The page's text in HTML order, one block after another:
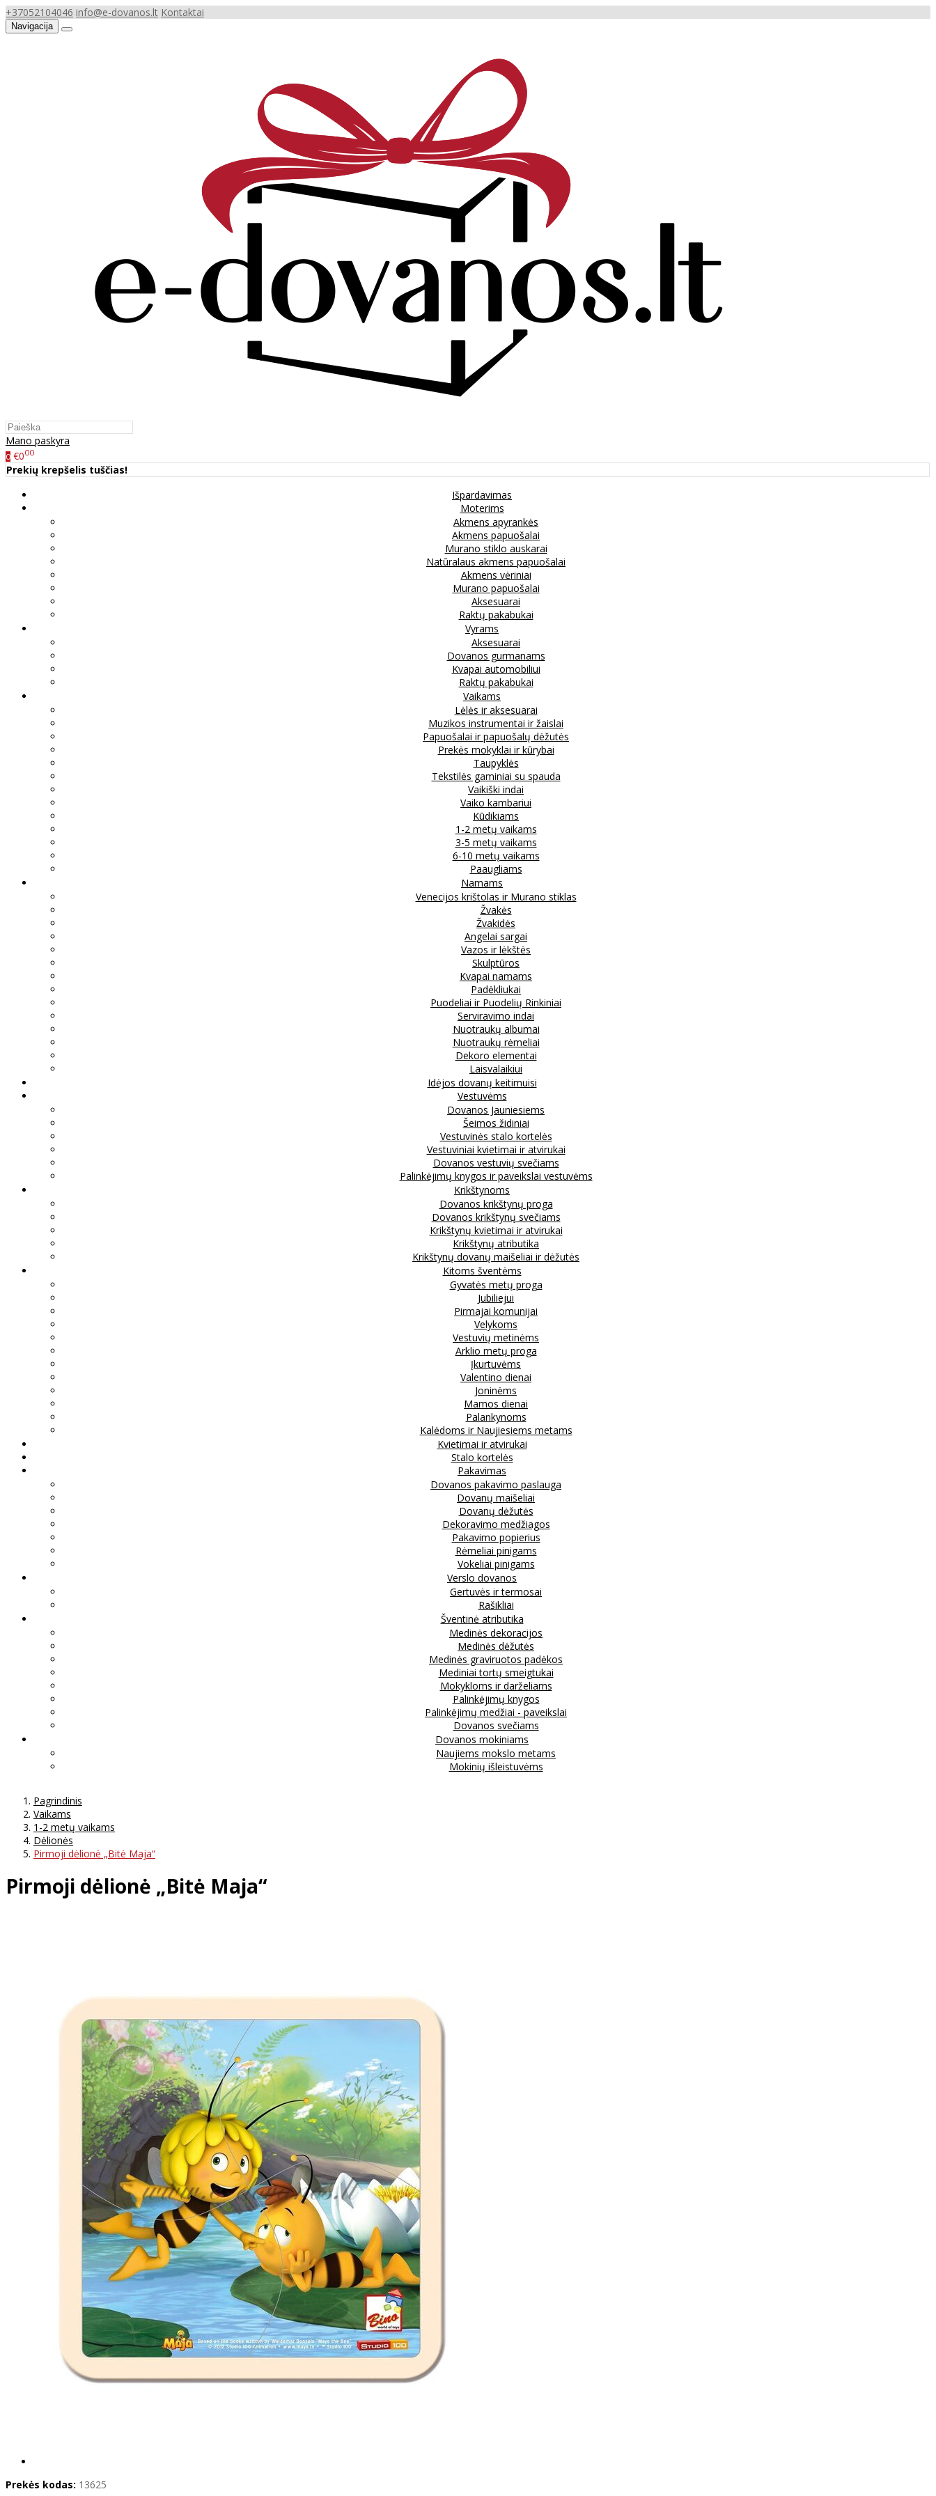
+37052104046 info@e-dovanos.lt Kontaktai
Navigacija
Mano paskyra
0 €000
Prekių krepšelis tuščias!
Išpardavimas
Moterims
Akmens apyrankės
Akmens papuošalai
Murano stiklo auskarai
Natūralaus akmens papuošalai
Akmens vėriniai
Murano papuošalai
Aksesuarai
Raktų pakabukai
Vyrams
Aksesuarai
Dovanos gurmanams
Kvapai automobiliui
Raktų pakabukai
Vaikams
Lėlės ir aksesuarai
Muzikos instrumentai ir žaislai
Papuošalai ir papuošalų dėžutės
Prekės mokyklai ir kūrybai
Taupyklės
Tekstilės gaminiai su spauda
Vaikiški indai
Vaiko kambariui
Kūdikiams
1-2 metų vaikams
3-5 metų vaikams
6-10 metų vaikams
Paaugliams
Namams
Venecijos krištolas ir Murano stiklas
Žvakės
Žvakidės
Angelai sargai
Vazos ir lėkštės
Skulptūros
Kvapai namams
Padėkliukai
Puodeliai ir Puodelių Rinkiniai
Serviravimo indai
Nuotraukų albumai
Nuotraukų rėmeliai
Dekoro elementai
Laisvalaikiui
Idėjos dovanų keitimuisi
Vestuvėms
Dovanos Jauniesiems
Šeimos židiniai
Vestuvinės stalo kortelės
Vestuviniai kvietimai ir atvirukai
Dovanos vestuvių svečiams
Palinkėjimų knygos ir paveikslai vestuvėms
Krikštynoms
Dovanos krikštynų proga
Dovanos krikštynų svečiams
Krikštynų kvietimai ir atvirukai
Krikštynų atributika
Krikštynų dovanų maišeliai ir dėžutės
Kitoms šventėms
Gyvatės metų proga
Jubiliejui
Pirmajai komunijai
Velykoms
Vestuvių metinėms
Arklio metų proga
Įkurtuvėms
Valentino dienai
Joninėms
Mamos dienai
Palankynoms
Kalėdoms ir Naujiesiems metams
Kvietimai ir atvirukai
Stalo kortelės
Pakavimas
Dovanos pakavimo paslauga
Dovanų maišeliai
Dovanų dėžutės
Dekoravimo medžiagos
Pakavimo popierius
Rėmeliai pinigams
Vokeliai pinigams
Verslo dovanos
Gertuvės ir termosai
Rašikliai
Šventinė atributika
Medinės dekoracijos
Medinės dėžutės
Medinės graviruotos padėkos
Mediniai tortų smeigtukai
Mokykloms ir darželiams
Palinkėjimų knygos
Palinkėjimų medžiai - paveikslai
Dovanos svečiams
Dovanos mokiniams
Naujiems mokslo metams
Mokinių išleistuvėms
Pagrindinis
Vaikams
1-2 metų vaikams
Dėlionės
Pirmoji dėlionė „Bitė Maja“
Pirmoji dėlionė „Bitė Maja“
Prekės kodas: 13625